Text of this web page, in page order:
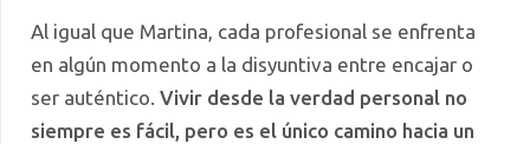
Al igual que Martina, cada profesional se enfrenta
en algún momento a la disyuntiva entre encajar o
ser auténtico. Vivir desde la verdad personal no
siempre es fácil, pero es el único camino hacia un